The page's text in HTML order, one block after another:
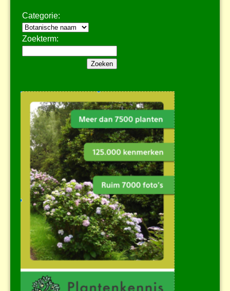
Categorie:
Zoekterm: